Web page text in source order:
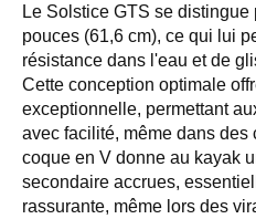
Le Solstice GTS se
pouces (61,6 cm), ce qui lui
résistance dans l'eau et de
Cette conception optimale
exceptionnelle, permettant
avec facilité, même dans des
coque en V donne au kayak
secondaire accrues,
rassurante, même lors des